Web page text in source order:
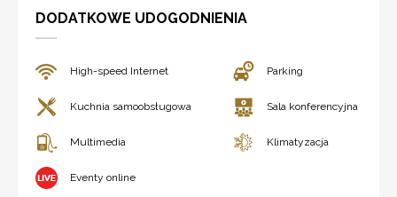
DODATKOWE UDOGODNIENIA
High-speed Internet Parking
Kuchnia samoobsługowa Sala konferencyjna
Multimedia Klimatyzacja
Eventy online